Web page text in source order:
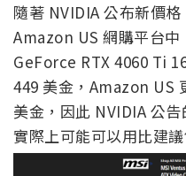
隨著 NVIDIA 公布新價
Amazon US 網購平台中
GeForce RTX 4060 Ti
449 美金，Amazon US
美金，因此 NVIDIA 公
實際上可能可以用比建